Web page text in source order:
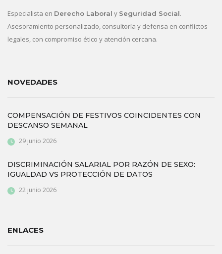
Especialista en Derecho Laboral y Seguridad Social.
Asesoramiento personalizado, consultoría y defensa en conflictos
legales, con compromiso ético y atención cercana.
NOVEDADES
COMPENSACIÓN DE FESTIVOS COINCIDENTES CON
DESCANSO SEMANAL
29 junio 2026
DISCRIMINACIÓN SALARIAL POR RAZÓN DE SEXO:
IGUALDAD VS PROTECCIÓN DE DATOS
22 junio 2026
ENLACES